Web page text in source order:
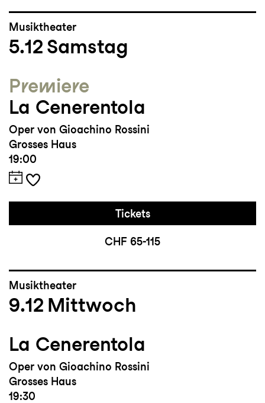
Musiktheater
5.12 Samstag
Premiere
La Cenerentola
Oper von Gioachino Rossini
Grosses Haus
19:00
Tickets
CHF 65-115
Musiktheater
9.12 Mittwoch
La Cenerentola
Oper von Gioachino Rossini
Grosses Haus
19:30